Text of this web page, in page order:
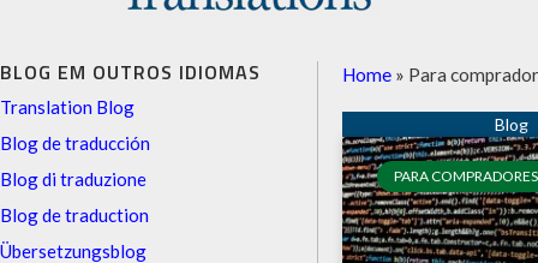
BLOG EM OUTROS IDIOMAS
Translation Blog
Blog de traducción
Blog di traduzione
Blog de traduction
Übersetzungsblog
Home » Para
PARA